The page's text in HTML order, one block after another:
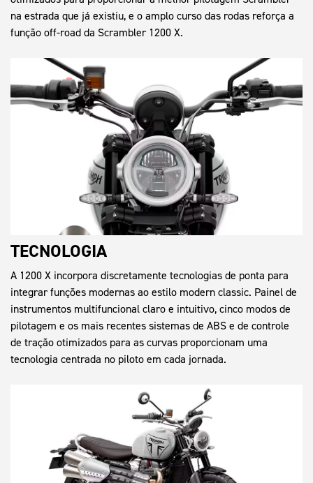
na estrada que já existiu, e o amplo curso das rodas reforça a
função off-road da Scrambler 1200 X.
TECNOLOGIA
A 1200 X incorpora discretamente tecnologias de ponta para
integrar funções modernas ao estilo modern classic. Painel de
instrumentos multifuncional claro e intuitivo, cinco modos de
pilotagem e os mais recentes sistemas de ABS e de controle
de tração otimizados para as curvas proporcionam uma
tecnologia centrada no piloto em cada jornada.